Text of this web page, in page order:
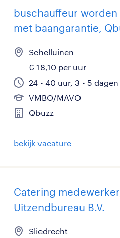
buschauffeur
met baangarantie,
Schelluinen
€ 18,10 per uur
24 - 40 uur, 3 - 5 dagen
VMBO/MAVO
Qbuzz
bekijk vacature
Catering
Uitzendbureau B.V.
Sliedrecht